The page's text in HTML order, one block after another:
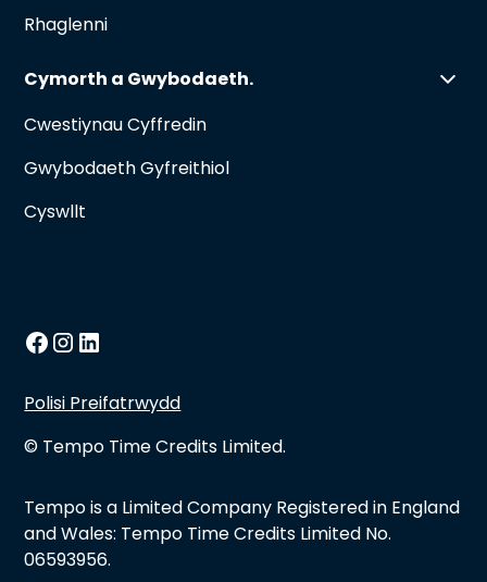
Rhaglenni
Cymorth a Gwybodaeth.
Cwestiynau Cyffredin
Gwybodaeth Gyfreithiol
Cyswllt
© Tempo Time Credits Limited.
Polisi Preifatrwydd
Tempo is a Limited Company Registered in England
and Wales: Tempo Time Credits Limited No.
06593956.